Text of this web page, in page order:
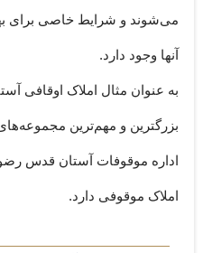
می‌شوند و شرایط خاصی برای
آنها وجود دارد.
به عنوان مثال املاک اوقافی
بزرگترین و مهم‌ترین
اداره موقوفات آستان قدس
املاک موقوفی دارد.